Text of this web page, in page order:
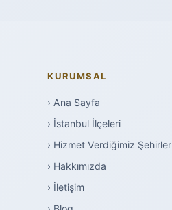
KURUMSAL
› Ana Sayfa
› İstanbul İlçeleri
› Hizmet Verdiğimiz Şehirler
› Hakkımızda
› İletişim